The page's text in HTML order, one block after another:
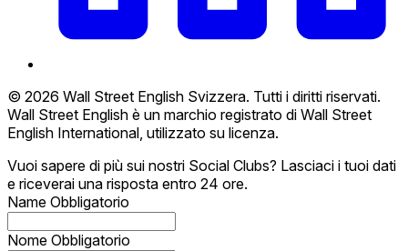
© 2026 Wall Street English Svizzera. Tutti i diritti riservati.
Wall Street English è un marchio registrato di Wall Street
English International, utilizzato su licenza.
Vuoi sapere di più sui nostri Social Clubs? Lasciaci i tuoi dati
e riceverai una risposta entro 24 ore.
Name Obbligatorio
Nome Obbligatorio